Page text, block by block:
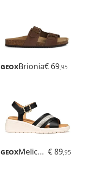
GeoxBrionia€ 69,95
Geox Meliconia € 89,95